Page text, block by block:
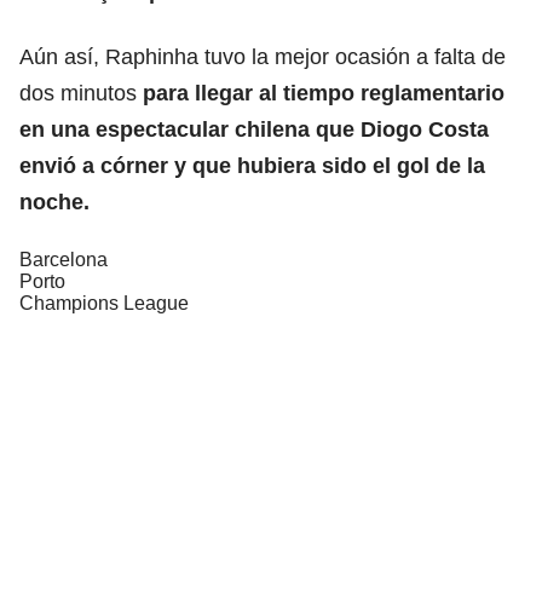
Aún así, Raphinha tuvo la mejor ocasión a falta de
dos minutos para llegar al tiempo reglamentario
en una espectacular chilena que Diogo Costa
envió a córner y que hubiera sido el gol de la
noche.
Barcelona
Porto
Champions League